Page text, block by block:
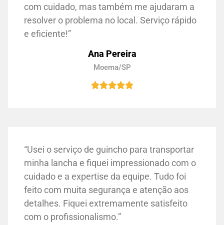
com cuidado, mas também me ajudaram a
resolver o problema no local. Serviço rápido
e eficiente!”
Ana Pereira
Moema/SP
“Usei o serviço de guincho para transportar
minha lancha e fiquei impressionado com o
cuidado e a expertise da equipe. Tudo foi
feito com muita segurança e atenção aos
detalhes. Fiquei extremamente satisfeito
com o profissionalismo.”